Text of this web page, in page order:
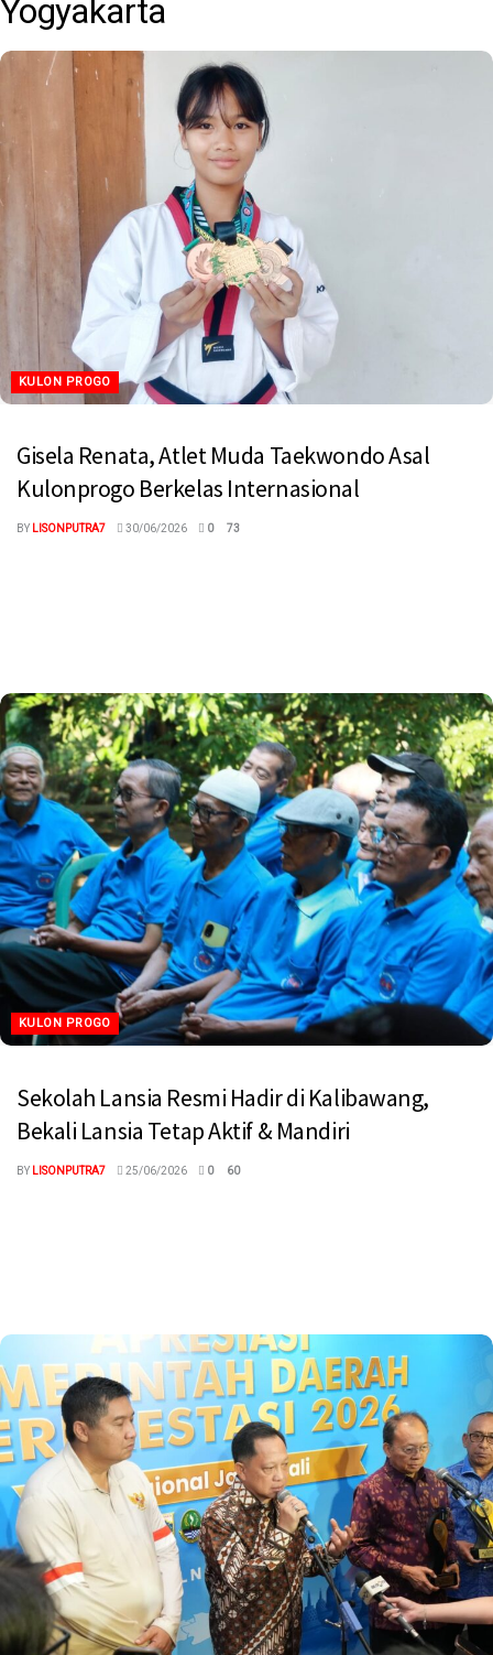
Yogyakarta
KULON PROGO
Gisela Renata, Atlet Muda Taekwondo Asal
Kulonprogo Berkelas Internasional
BY LISONPUTRA7 30/06/2026 0 73
KULON PROGO
Sekolah Lansia Resmi Hadir di Kalibawang,
Bekali Lansia Tetap Aktif & Mandiri
BY LISONPUTRA7 25/06/2026 0 60